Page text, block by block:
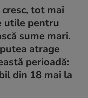
tot mai
utile pentru
sume mari.
atrage
perioadă:
din 18 mai la